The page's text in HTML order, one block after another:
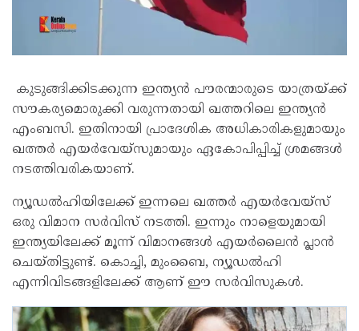
കുടുങ്ങിക്കിടക്കുന്ന ഇന്ത്യൻ പൗരന്മാരുടെ യാത്രയ്ക്ക്
സൗകര്യമൊരുക്കി വരുന്നതായി ഖത്തറിലെ ഇന്ത്യൻ
എംബസി. ഇതിനായി പ്രാദേശിക അധികാരികളുമായും
ഖത്തർ എയർവേയ്സുമായും ഏകോപിപ്പിച്ച് ശ്രമങ്ങൾ
നടത്തിവരികയാണ്.
ന്യൂഡൽഹിയിലേക്ക് ഇന്നലെ ഖത്തർ എയർവേയ്‌സ്
ഒരു വിമാന സർവിസ് നടത്തി. ഇന്നും നാളെയുമായി
ഇന്ത്യയിലേക്ക് മൂന്ന് വിമാനങ്ങൾ എയർലൈൻ പ്ലാൻ
ചെയ്തിട്ടുണ്ട്. കൊച്ചി, മുംബൈ, ന്യൂഡൽഹി
എന്നിവിടങ്ങളിലേക്ക് ആണ് ഈ സർവിസുകൾ.